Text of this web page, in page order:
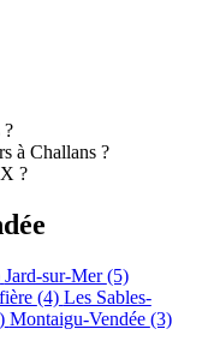
?
à Challans ?
?
Jard-sur-Mer(5)
(4) Les Sables-
Montaigu-Vendée (3)